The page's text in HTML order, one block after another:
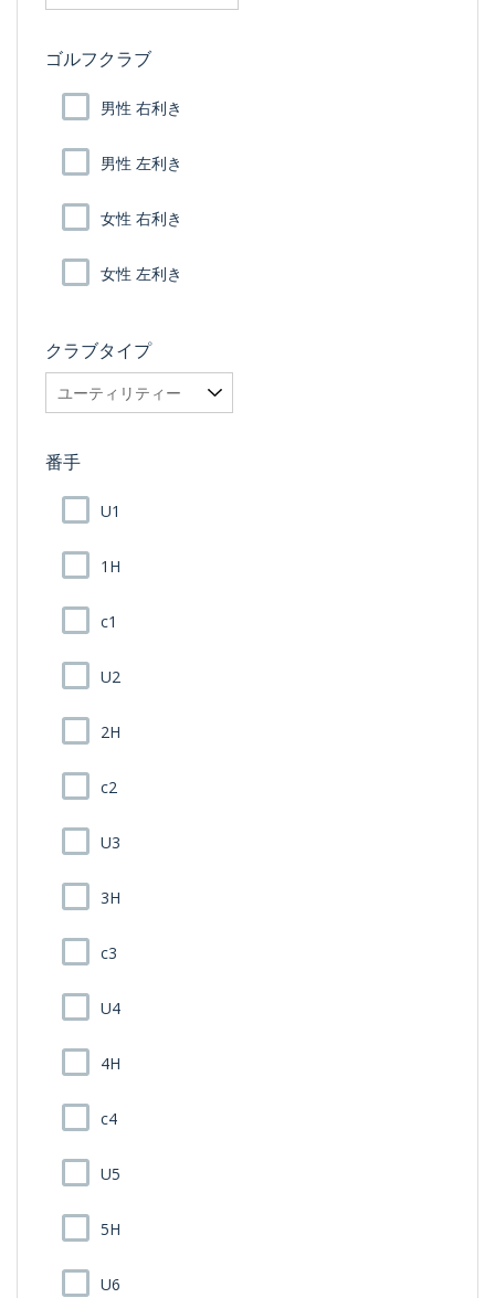
ゴルフクラブ
男性 右利き
男性 左利き
女性 右利き
女性 左利き
クラブタイプ
番手
U1
1H
c1
U2
2H
c2
U3
3H
c3
U4
4H
c4
U5
5H
U6